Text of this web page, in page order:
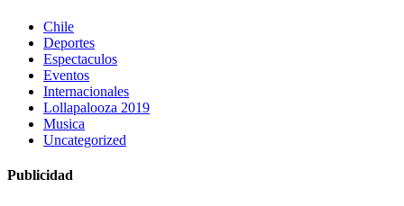
Chile
Deportes
Espectaculos
Eventos
Internacionales
Lollapalooza 2019
Musica
Uncategorized
Publicidad